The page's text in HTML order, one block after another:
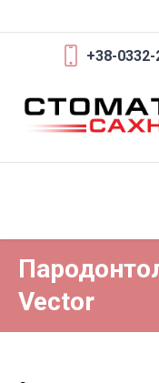
+38-
Vector